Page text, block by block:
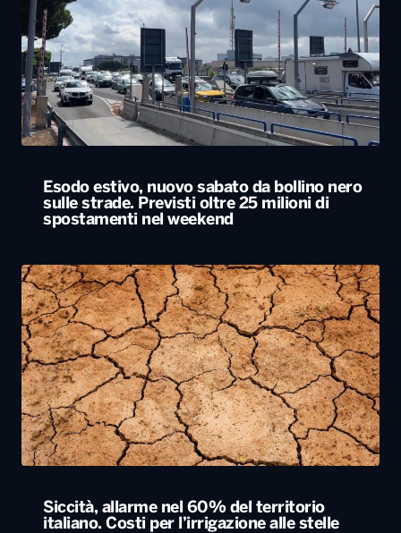
Esodo estivo, nuovo sabato da bollino nero
sulle strade. Previsti oltre 25 milioni di
spostamenti nel weekend
Siccità, allarme nel 60% del territorio
italiano. Costi per l’irrigazione alle stelle